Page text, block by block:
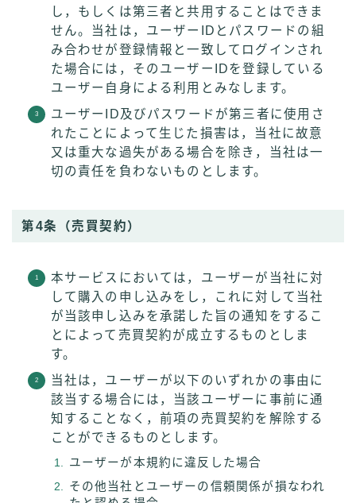
し，もしくは第三者と共用することはできま
せん。当社は，ユーザーIDとパスワードの組
み合わせが登録情報と一致してログインされ
た場合には，そのユーザーIDを登録している
ユーザー自身による利用とみなします。
ユーザーID及びパスワードが第三者に使用さ
れたことによって生じた損害は，当社に故意
又は重大な過失がある場合を除き，当社は一
切の責任を負わないものとします。
第4条（売買契約）
本サービスにおいては，ユーザーが当社に対
して購入の申し込みをし，これに対して当社
が当該申し込みを承諾した旨の通知をするこ
とによって売買契約が成立するものとしま
す。
当社は，ユーザーが以下のいずれかの事由に
該当する場合には，当該ユーザーに事前に通
知することなく，前項の売買契約を解除する
ことができるものとします。
ユーザーが本規約に違反した場合
その他当社とユーザーの信頼関係が損なわれ